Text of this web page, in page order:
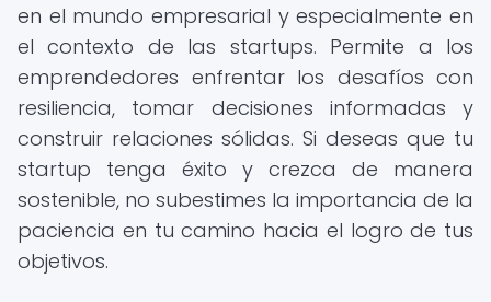
en el mundo empresarial y especialmente en
el contexto de las startups. Permite a los
emprendedores enfrentar los desafíos con
resiliencia, tomar decisiones informadas y
construir relaciones sólidas. Si deseas que tu
startup tenga éxito y crezca de manera
sostenible, no subestimes la importancia de la
paciencia en tu camino hacia el logro de tus
objetivos.